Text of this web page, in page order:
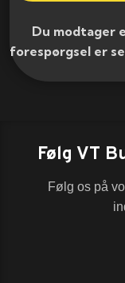
Du modtager
forespørgsel er
Følg VT
Følg os på